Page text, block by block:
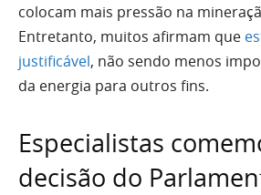
colocam mais pressão na
Entretanto, muitos afirmam que
justificável, não sendo menos
da energia para outros fins.
Especialistas
decisão do